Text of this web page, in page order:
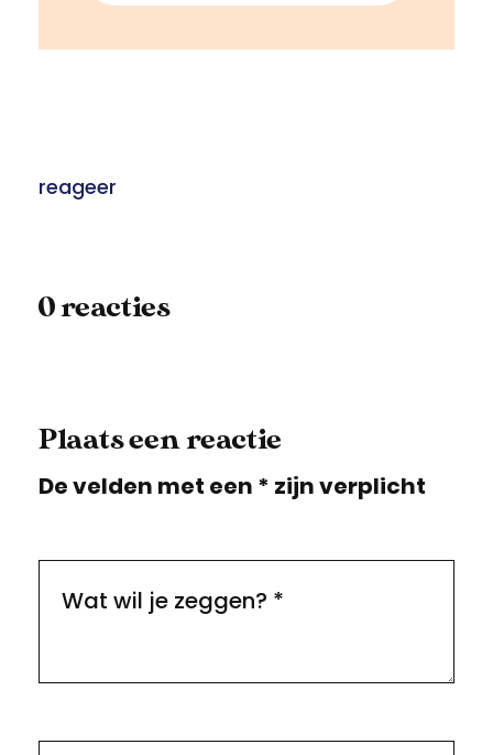
reageer
0 reacties
Plaats een reactie
De velden met een * zijn verplicht
Wat wil je zeggen? *